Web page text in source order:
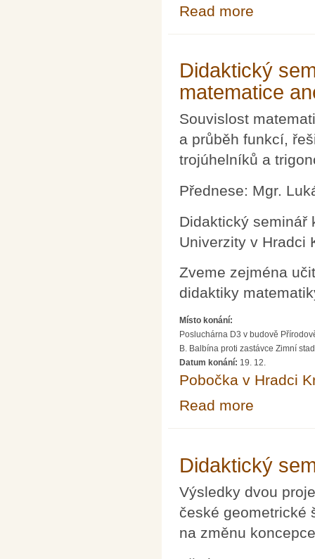
Read more
Didaktický
matematice
Souvislost
a průběh funkcí,
trojúhelníků a
Přednese: Mgr.
Didaktický seminář
Univerzity v Hradci
Zveme zejména
didaktiky
Místo konání:
Posluchárna D3 v budově
B. Balbína proti zastávce Zimní
Datum konání: 19. 12.
Pobočka v Hradci
Read more
Didaktický
Výsledky dvou
české geometrické
na změnu